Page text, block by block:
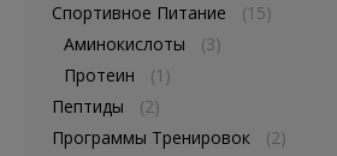
Спортивное Питание
(15)
Аминокислоты
(3)
Протеин
(1)
Пептиды
(2)
Программы Тренировок
(2)